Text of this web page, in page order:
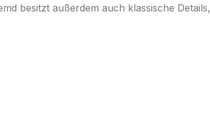
besitzt außerdem auch klassische